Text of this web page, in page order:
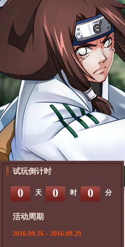
试玩倒计时
0 天 0 时 0 分
活动周期
2016.09.16 - 2016.09.29